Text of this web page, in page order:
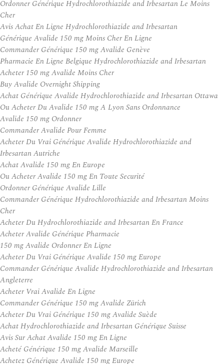
Ordonner Générique Hydrochlorothiazide and Irbesartan Le Moins
Cher
Avis Achat En Ligne Hydrochlorothiazide and Irbesartan
Générique Avalide 150 mg Moins Cher En Ligne
Commander Générique 150 mg Avalide Genève
Pharmacie En Ligne Belgique Hydrochlorothiazide and Irbesartan
Acheter 150 mg Avalide Moins Cher
Buy Avalide Overnight Shipping
Achat Générique Avalide Hydrochlorothiazide and Irbesartan Ottawa
Ou Acheter Du Avalide 150 mg A Lyon Sans Ordonnance
Avalide 150 mg Ordonner
Commander Avalide Pour Femme
Acheter Du Vrai Générique Avalide Hydrochlorothiazide and
Irbesartan Autriche
Achat Avalide 150 mg En Europe
Ou Acheter Avalide 150 mg En Toute Securité
Ordonner Générique Avalide Lille
Commander Générique Hydrochlorothiazide and Irbesartan Moins
Cher
Acheter Du Hydrochlorothiazide and Irbesartan En France
Acheter Avalide Générique Pharmacie
150 mg Avalide Ordonner En Ligne
Acheter Du Vrai Générique Avalide 150 mg Europe
Commander Générique Avalide Hydrochlorothiazide and Irbesartan
Angleterre
Acheter Vrai Avalide En Ligne
Commander Générique 150 mg Avalide Zürich
Acheter Du Vrai Générique 150 mg Avalide Suède
Achat Hydrochlorothiazide and Irbesartan Générique Suisse
Avis Sur Achat Avalide 150 mg En Ligne
Acheté Générique 150 mg Avalide Marseille
Achetez Générique Avalide 150 mg Europe